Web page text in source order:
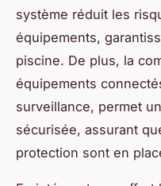
système réduit les
équipements,
piscine. De plus, la
équipements
surveillance, permet
sécurisée, assurant
protection sont en